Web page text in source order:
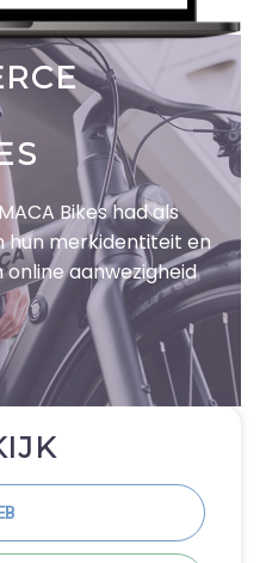
Bikes had als
hun merkidentiteit en
aanwezigheid